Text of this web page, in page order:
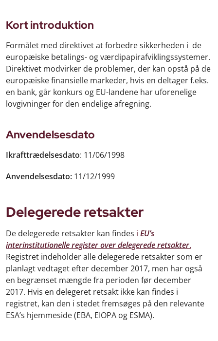
Kort introduktion
Formålet med direktivet at forbedre sikkerheden i de
europæiske betalings- og værdipapirafviklingssystemer.
Direktivet modvirker de problemer, der kan opstå på de
europæiske finansielle markeder, hvis en deltager f.eks.
en bank, går konkurs og EU-landene har uforenelige
lovgivninger for den endelige afregning.
Anvendelsesdato
Ikrafttrædelsesdato: 11/06/1998
Anvendelsesdato: 11/12/1999
Delegerede retsakter
De delegerede retsakter kan findes i EU’s
interinstitutionelle register over delegerede retsakter.
Registret indeholder alle delegerede retsakter som er
planlagt vedtaget efter december 2017, men har også
en begrænset mængde fra perioden før december
2017. Hvis en delegeret retsakt ikke kan findes i
registret, kan den i stedet fremsøges på den relevante
ESA’s hjemmeside (EBA, EIOPA og ESMA).